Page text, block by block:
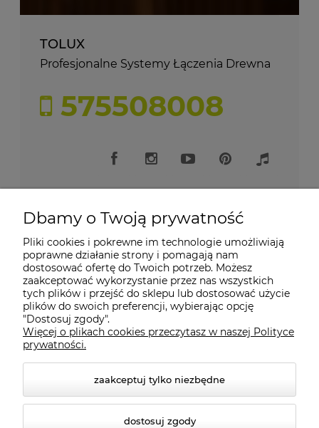
TOLUX
Profesjonalne Systemy Łączenia Drewna
575508008
Moje konto
Płatności i dostawa
Informacje
Dbamy o Twoją prywatność
Pliki cookies i pokrewne im technologie umożliwiają
poprawne działanie strony i pomagają nam
dostosować ofertę do Twoich potrzeb. Możesz
zaakceptować wykorzystanie przez nas wszystkich
tych plików i przejść do sklepu lub dostosować użycie
plików do swoich preferencji, wybierając opcję
"Dostosuj zgody".
Więcej o plikach cookies przeczytasz w naszej Polityce
prywatności.
zaakceptuj tylko niezbędne
dostosuj zgody